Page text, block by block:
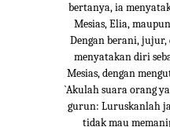
bertanya, ia
Mesias, Elia,
Dengan berani, jujur,
menyatakan diri
Mesias, dengan
`Akulah suara orang
gurun: Luruskanlah
tidak mau